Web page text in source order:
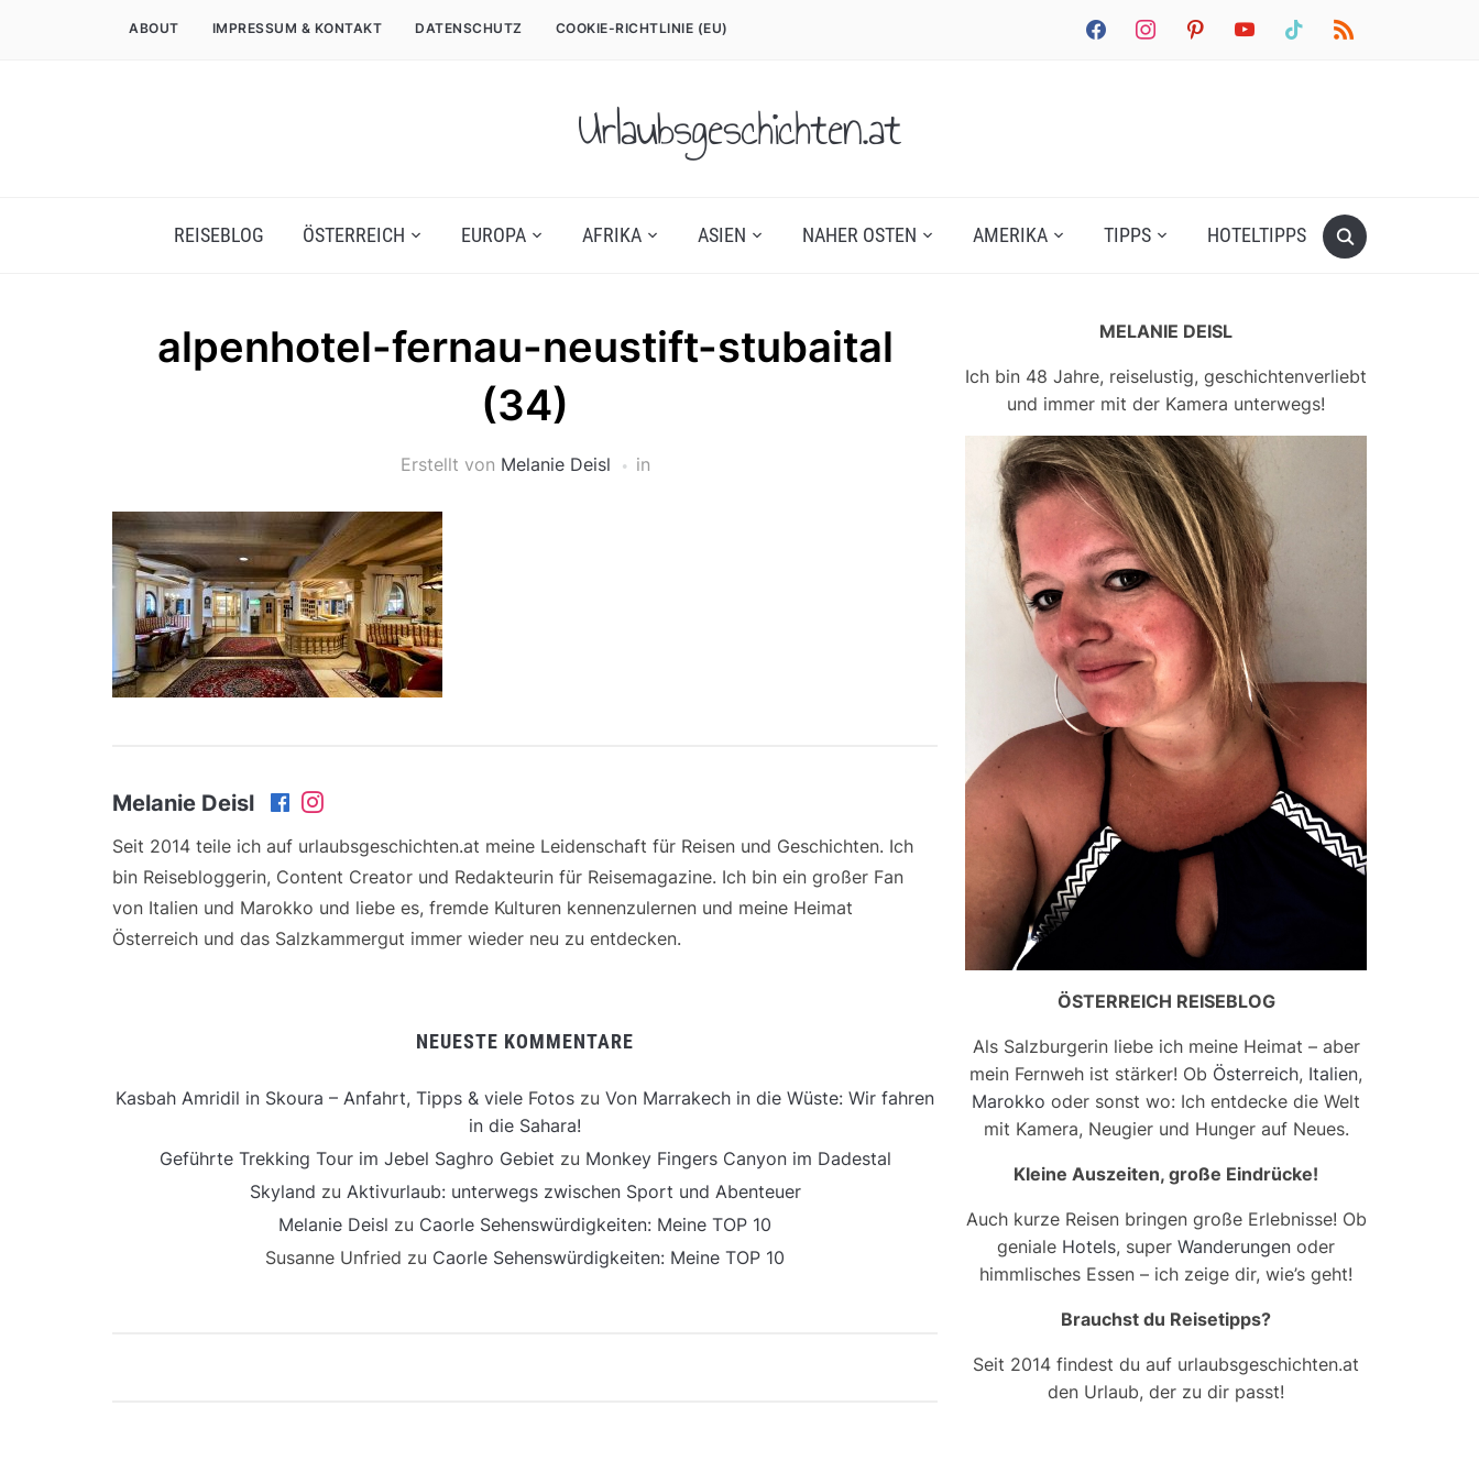
facebookinstagrampinterestyoutube tiktok rss
ABOUT IMPRESSUM & KONTAKT DATENSCHUTZ COOKIE-RICHTLINIE (EU)
Urlaubsgeschichten.at
REISEBLOG ÖSTERREICH EUROPA AFRIKA ASIEN NAHER OSTEN AMERIKA TIPPS HOTELTIPPS
alpenhotel-fernau-neustift-stubaital
(34)
Erstellt von Melanie Deisl in
Melanie Deisl
Seit 2014 teile ich auf urlaubsgeschichten.at meine Leidenschaft für Reisen und Geschichten. Ich
bin Reisebloggerin, Content Creator und Redakteurin für Reisemagazine. Ich bin ein großer Fan
von Italien und Marokko und liebe es, fremde Kulturen kennenzulernen und meine Heimat
Österreich und das Salzkammergut immer wieder neu zu entdecken.
NEUESTE KOMMENTARE
Kasbah Amridil in Skoura – Anfahrt, Tipps & viele Fotos zu Von Marrakech in die Wüste: Wir fahren
in die Sahara!
Geführte Trekking Tour im Jebel Saghro Gebiet zu Monkey Fingers Canyon im Dadestal
Skyland zu Aktivurlaub: unterwegs zwischen Sport und Abenteuer
Melanie Deisl zu Caorle Sehenswürdigkeiten: Meine TOP 10
Susanne Unfried zu Caorle Sehenswürdigkeiten: Meine TOP 10
MELANIE DEISL
Ich bin 48 Jahre, reiselustig, geschichtenverliebt
und immer mit der Kamera unterwegs!
ÖSTERREICH REISEBLOG
Als Salzburgerin liebe ich meine Heimat – aber
mein Fernweh ist stärker! Ob Österreich, Italien,
Marokko oder sonst wo: Ich entdecke die Welt
mit Kamera, Neugier und Hunger auf Neues.
Kleine Auszeiten, große Eindrücke!
Auch kurze Reisen bringen große Erlebnisse! Ob
geniale Hotels, super Wanderungen oder
himmlisches Essen – ich zeige dir, wie’s geht!
Brauchst du Reisetipps?
Seit 2014 findest du auf urlaubsgeschichten.at
den Urlaub, der zu dir passt!